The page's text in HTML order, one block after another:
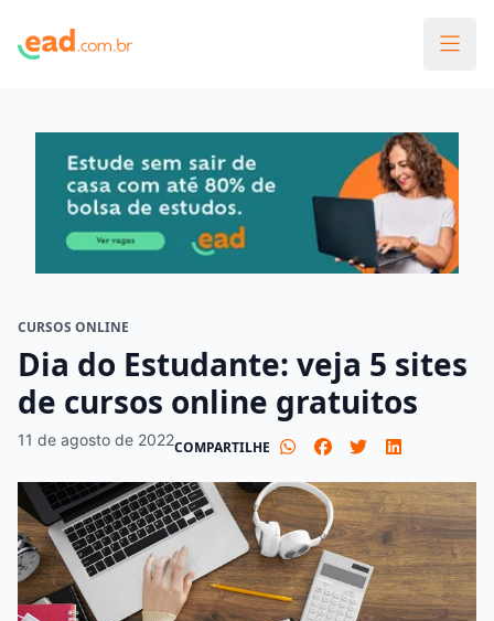
CURSOS ONLINE
Dia do Estudante: veja 5 sites
de cursos online gratuitos
11 de agosto de 2022COMPARTILHE